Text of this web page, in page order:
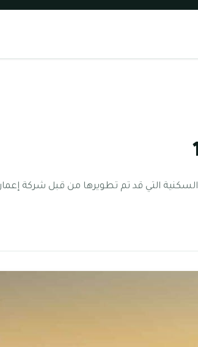
أفينيدا 1 من المجمعات السكنية التي قد تم تطويرها من قبل